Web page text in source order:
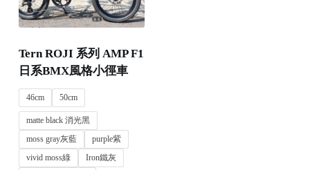
Tern ROJI 系列 AMP F1
日系BMX風格小徑車
46cm 50cm
matte black 消光黑
moss gray灰藍
purple紫
vivid moss綠
Iron鐵灰